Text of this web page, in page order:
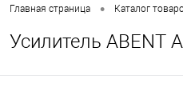
Главная страница • Каталог
Усилитель ABENT